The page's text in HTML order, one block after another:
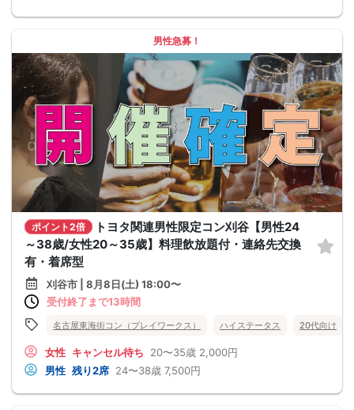
男性急募！
ポイント2倍
トヨタ関連男性限定コン刈谷【男性24
～38歳/女性20～35歳】料理飲放題付・連絡先交換
有・着席型
刈谷市 | 8月8日(土) 18:00〜
受付終了まで13時間
名古屋東海街コン（プレイワークス） ハイステータス 20代向け
女性 キャンセル待ち 20〜35歳 2,000円
男性 残り2席 24〜38歳 7,500円